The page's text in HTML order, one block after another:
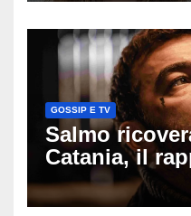
GOSSIP E TV
Salmo
Catania, il
silenzio
ospedale: